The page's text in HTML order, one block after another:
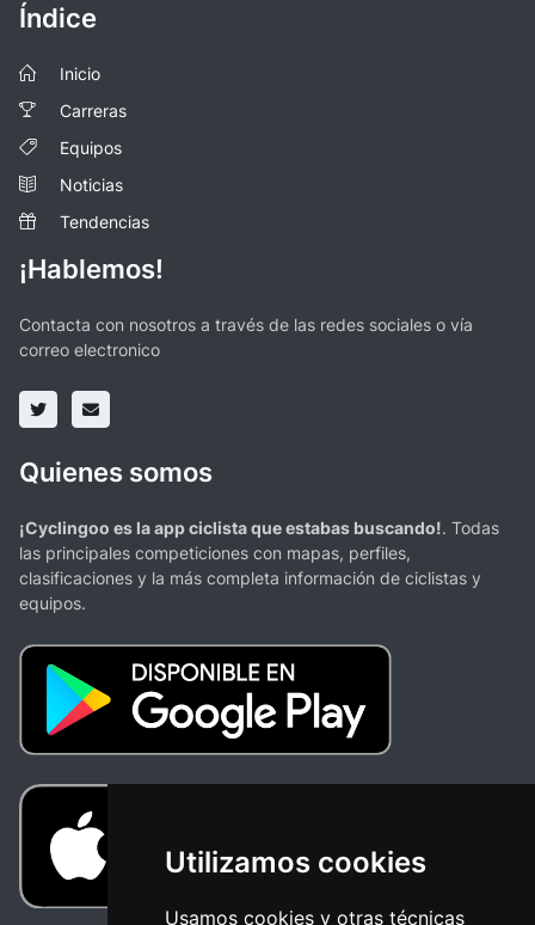
Utilizamos cookies
Usamos cookies y otras técnicas
Índice
Inicio
Carreras
Equipos
Noticias
Tendencias
¡Hablemos!
Contacta con nosotros a través de las redes sociales o vía
correo electronico
Quienes somos
¡Cyclingoo es la app ciclista que estabas buscando!. Todas
las principales competiciones con mapas, perfiles,
clasificaciones y la más completa información de ciclistas y
equipos.